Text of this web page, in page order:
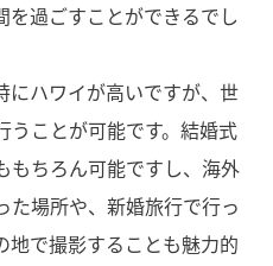
を過ごすことができるでし
にハワイが高いですが、世
うことが可能です。結婚式
もちろん可能ですし、海外
た場所や、新婚旅行で行っ
地で撮影することも魅力的